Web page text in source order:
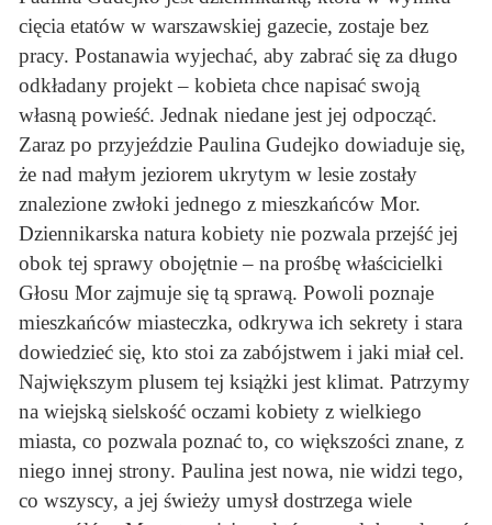
cięcia etatów w warszawskiej gazecie, zostaje bez
pracy. Postanawia wyjechać, aby zabrać się za długo
odkładany projekt – kobieta chce napisać swoją
własną powieść. Jednak niedane jest jej odpocząć.
Zaraz po przyjeździe Paulina Gudejko dowiaduje się,
że nad małym jeziorem ukrytym w lesie zostały
znalezione zwłoki jednego z mieszkańców Mor.
Dziennikarska natura kobiety nie pozwala przejść jej
obok tej sprawy obojętnie – na prośbę właścicielki
Głosu Mor zajmuje się tą sprawą. Powoli poznaje
mieszkańców miasteczka, odkrywa ich sekrety i stara
dowiedzieć się, kto stoi za zabójstwem i jaki miał cel.
Największym plusem tej książki jest klimat. Patrzymy
na wiejską sielskość oczami kobiety z wielkiego
miasta, co pozwala poznać to, co większości znane, z
niego innej strony. Paulina jest nowa, nie widzi tego,
co wszyscy, a jej świeży umysł dostrzega wiele